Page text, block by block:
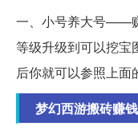
一、小号养大号——
等级升级到可以挖宝
后你就可以参照上面
梦幻西游搬砖赚